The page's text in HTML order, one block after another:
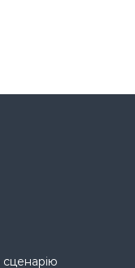
сценарію